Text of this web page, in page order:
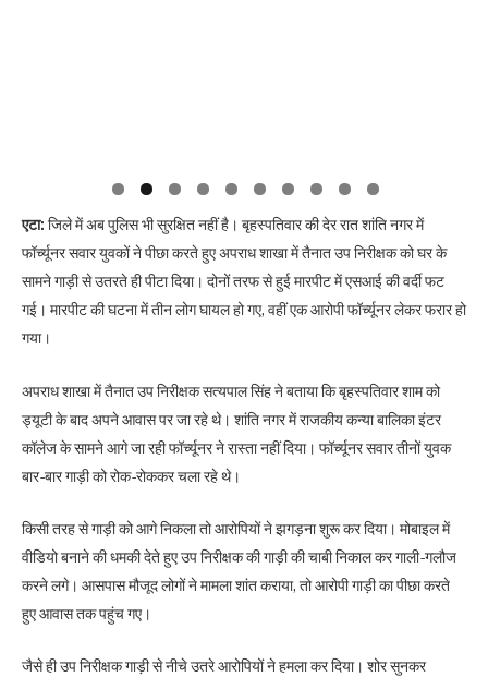
एटा: जिले में अब पुलिस भी सुरक्षित नहीं है। बृहस्पतिवार की देर रात शांति नगर में
फॉर्च्यूनर सवार युवकों ने पीछा करते हुए अपराध शाखा में तैनात उप निरीक्षक को घर के
सामने गाड़ी से उतरते ही पीटा दिया। दोनों तरफ से हुई मारपीट में एसआई की वर्दी फट
गई। मारपीट की घटना में तीन लोग घायल हो गए, वहीं एक आरोपी फॉर्च्यूनर लेकर फरार हो
गया।
अपराध शाखा में तैनात उप निरीक्षक सत्यपाल सिंह ने बताया कि बृहस्पतिवार शाम को
ड्यूटी के बाद अपने आवास पर जा रहे थे। शांति नगर में राजकीय कन्या बालिका इंटर
कॉलेज के सामने आगे जा रही फॉर्च्यूनर ने रास्ता नहीं दिया। फॉर्च्यूनर सवार तीनों युवक
बार-बार गाड़ी को रोक-रोककर चला रहे थे।
किसी तरह से गाड़ी को आगे निकला तो आरोपियों ने झगड़ना शुरू कर दिया। मोबाइल में
वीडियो बनाने की धमकी देते हुए उप निरीक्षक की गाड़ी की चाबी निकाल कर गाली-गलौज
करने लगे। आसपास मौजूद लोगों ने मामला शांत कराया, तो आरोपी गाड़ी का पीछा करते
हुए आवास तक पहुंच गए।
जैसे ही उप निरीक्षक गाड़ी से नीचे उतरे आरोपियों ने हमला कर दिया। शोर सुनकर